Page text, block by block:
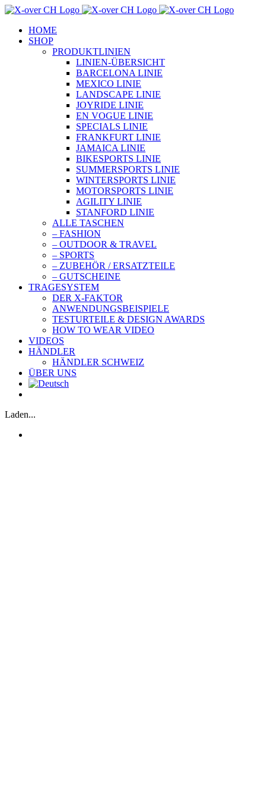
Zum
springenHOME
SHOP
PRODUKTLINIEN
LINIEN-ÜBERSICHT
BARCELONA LINIE
MEXICO LINIE
LANDSCAPE LINIE
JOYRIDE LINIE
EN VOGUE LINIE
SPECIALS LINIE
FRANKFURT LINIE
JAMAICA LINIE
BIKESPORTS LINIE
SUMMERSPORTS LINIE
WINTERSPORTS LINIE
MOTORSPORTS LINIE
AGILITY LINIE
STANFORD LINIE
ALLE TASCHEN
– FASHION
– OUTDOOR & TRAVEL
– SPORTS
– ZUBEHÖR / ERSATZTEILE
– GUTSCHEINE
TRAGESYSTEM
DER X-FAKTOR
ANWENDUNGSBEISPIELE
TESTURTEILE & DESIGN AWARDS
HOW TO WEAR VIDEO
VIDEOS
HÄNDLER
HÄNDLER SCHWEIZ
ÜBER UNS
Laden...